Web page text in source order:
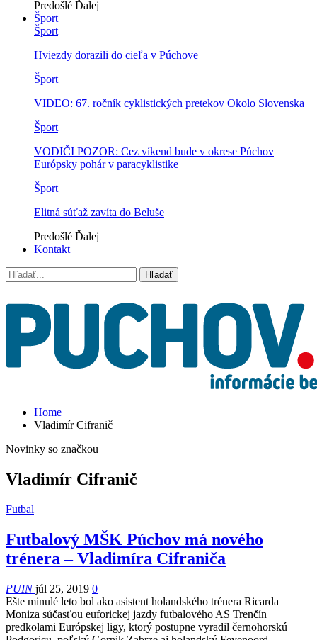
Predošlé Ďalej
Šport
Šport
Hviezdy dorazili do cieľa v Púchove
Šport
VIDEO: 67. ročník cyklistických pretekov Okolo Slovenska
Šport
VODIČI POZOR: Cez víkend bude v okrese Púchov
Európsky pohár v paracyklistike
Šport
Elitná súťaž zavíta do Beluše
Predošlé Ďalej
Kontakt
Home
Vladimír Cifranič
Novinky so značkou
Vladimír Cifranič
Futbal
Futbalový MŠK Púchov má nového
trénera – Vladimíra Cifraniča
PUINjúl 25, 2019 0
Ešte minulé leto bol ako asistent holandského trénera Ricarda
Moniza súčasťou euforickej jazdy futbalového AS Trenčín
predkolami Európskej ligy, ktorý postupne vyradil černohorskú